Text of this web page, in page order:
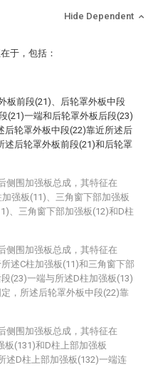
Hide Dependent
于，包括：
板前段(21)、后轮罩外板中段
(21)一端和后轮罩外板后段(23)
后轮罩外板中段(22)靠近所述后
述后轮罩外板前段(21)和后轮罩
侧围加强板总成，其特征在
强板(11)、三角窗下部加强板
、三角窗下部加强板(12)和D柱
侧围加强板总成，其特征在
述C柱加强板(11)和三角窗下部
(23)一端与所述D柱加强板(13)
，所述后轮罩外板中段(22)靠
侧围加强板总成，其特征在
板(131)和D柱上部加强板
述D柱上部加强板(132)一端连